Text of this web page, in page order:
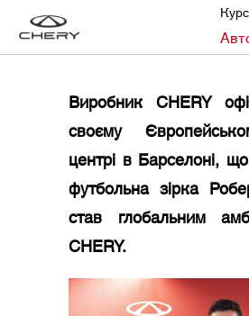
CHERY ВИРОБНИК CHERY ОФІЦІЙНО ОГОЛОСИВ РОБЕРТА
Виробник CHERY
своєму
центрі в Барселоні,
футбольна зірка
став глобальним
CHERY.